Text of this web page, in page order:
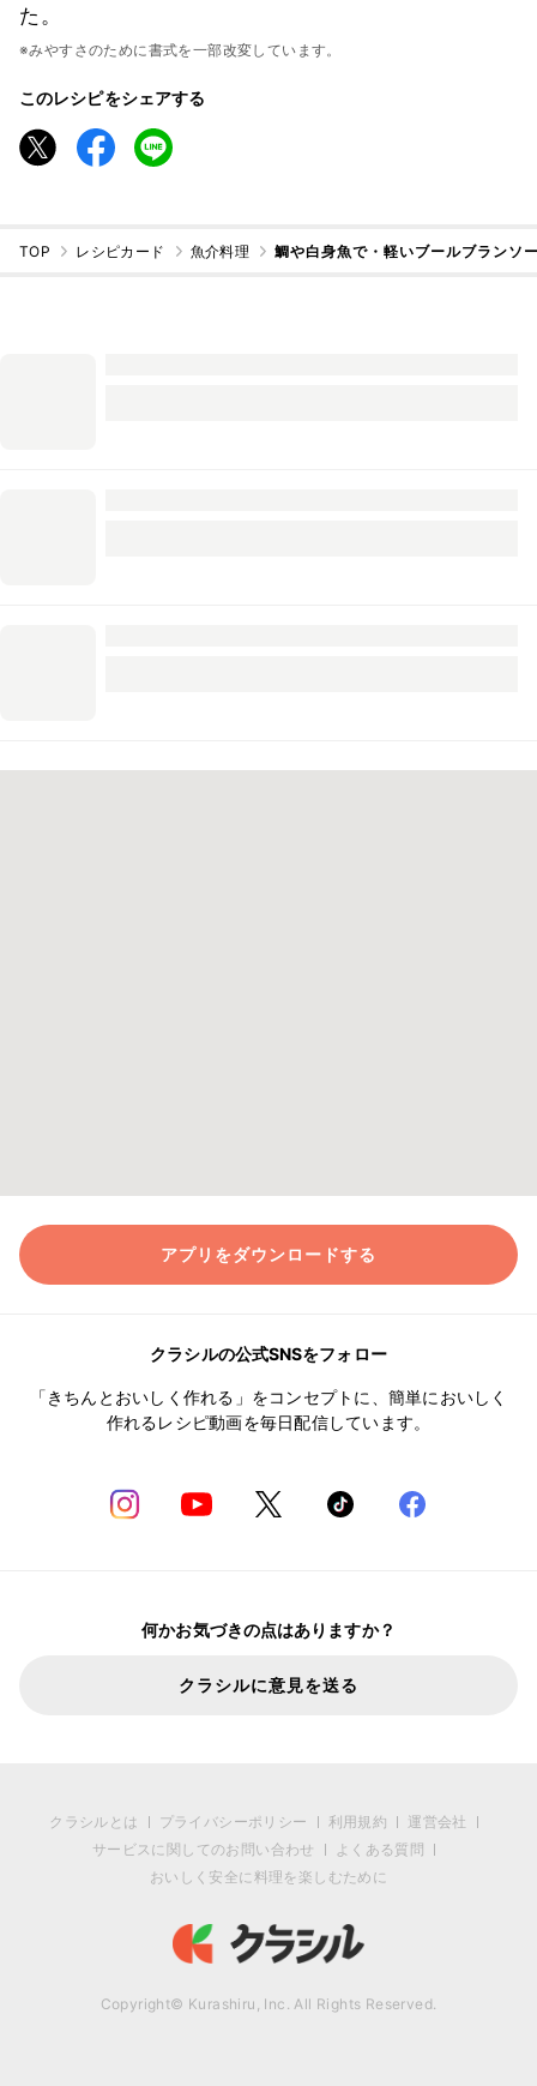
た。
※みやすさのために書式を一部改変しています。
このレシピをシェアする
TOP レシピカード 魚介料理 鯛や白身魚で・軽いブールブランソ
アプリをダウンロードする
クラシルの公式SNSをフォロー
「きちんとおいしく作れる」をコンセプトに、簡単においしく
作れるレシピ動画を毎日配信しています。
何かお気づきの点はありますか？
クラシルに意見を送る
クラシルとは プライバシーポリシー 利用規約
運営会社
サービスに関してのお問い合わせ
よくある質問
おいしく安全に料理を楽しむために
Copyright© Kurashiru, Inc. All Rights Reserved.